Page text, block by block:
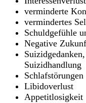
verminderte
vermindertes
Schuldgefühle
Negative
Suizidhandlung
Schlafstörungen
Libidoverlust
Appetitlosigkeit